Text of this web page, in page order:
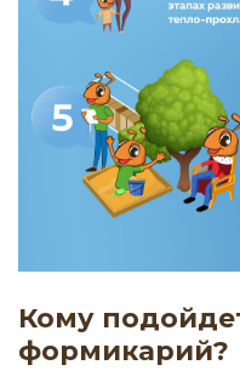
Кому
формикарий?